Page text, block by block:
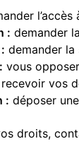
: demander
demander la
vous
recevoir vos
: déposer
droits,